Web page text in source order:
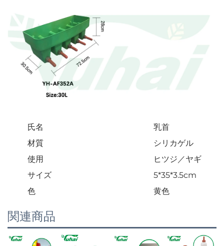
氏名
乳首
材質
シリカゲル
使用
ヒツジ／ヤギ
サイズ
5*35*3.5cm
色
黄色
関連商品